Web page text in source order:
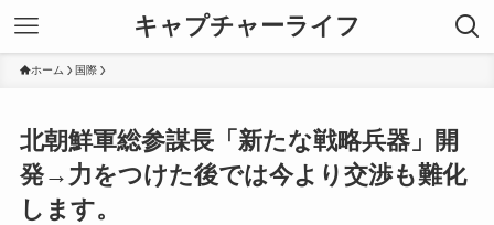
キャプチャーライフ
ホーム 国際
北朝鮮軍総参謀長「新たな戦略兵器」開
発→力をつけた後では今より交渉も難化
します。